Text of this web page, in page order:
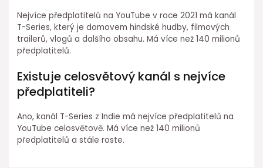
Nejvíce předplatitelů na YouTube v roce 2021 má kanál
T-Series, který je domovem hindské hudby, filmových
trailerů, vlogů a dalšího obsahu. Má více než 140 milionů
předplatitelů.
Existuje celosvětový kanál s nejvíce
předplatiteli?
Ano, kanál T-Series z Indie má nejvíce předplatitelů na
YouTube celosvětově. Má více než 140 milionů
předplatitelů a stále roste.